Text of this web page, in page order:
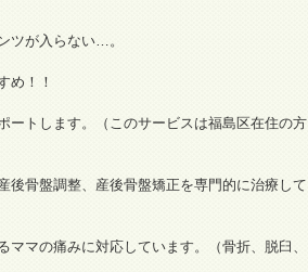
ツが入らない…。
！！
ートします。（このサービスは福島区在住の方
後骨盤調整、産後骨盤矯正を専門的に治療して
マの痛みに対応しています。（骨折、脱臼、